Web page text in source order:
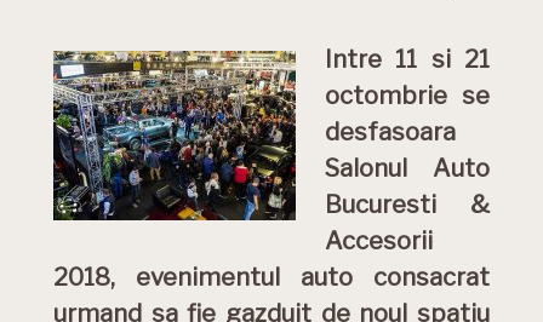
Intre 11 si 21
octombrie se
desfasoara
Salonul Auto
Bucuresti &
Accesorii
2018, evenimentul auto consacrat
urmand sa fie gazduit de noul spatiu